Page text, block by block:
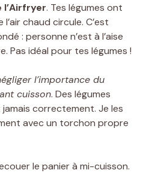
l’Airfryer. Tes légumes ont
chaud circule. C’est
: personne n’est à l’aise
Pas idéal pour tes légumes !
l’importance du
cuisson. Des légumes
correctement. Je les
avec un torchon propre
le panier à mi-cuisson.